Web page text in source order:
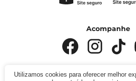
Acompanhe
Utilizamos cookies para oferecer melhor